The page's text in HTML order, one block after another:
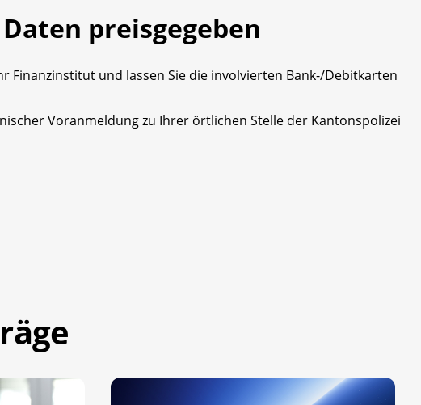
preisgegeben
Finanzinstitut und lassen Sie die involvierten Bank-/Debitkarten
Voranmeldung zu Ihrer örtlichen Stelle der Kantonspolizei